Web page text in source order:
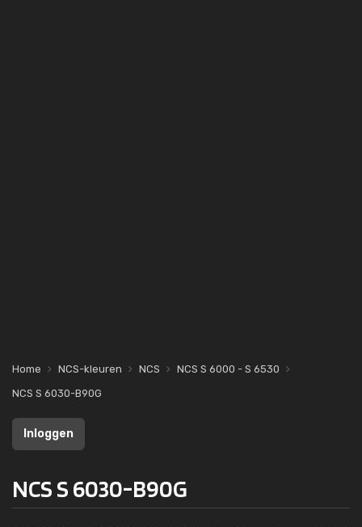
Home NCS-kleuren NCS
NCS S 6000 - S 6530
NCS S 6030-B90G
Inloggen
NCS S 6030-B90G